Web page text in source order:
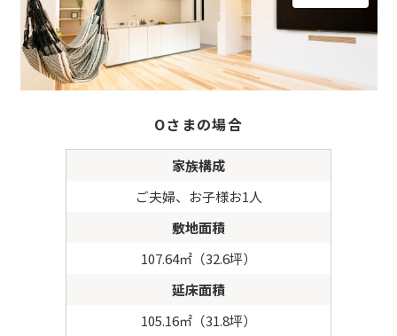
Oさまの場合
家族構成
ご夫婦、お子様お1人
敷地面積
107.64㎡（32.6坪）
延床面積
105.16㎡（31.8坪）